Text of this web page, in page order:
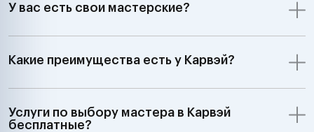
У вас есть свои мастерские?
Какие преимущества есть у Карвэй?
Услуги по выбору мастера в Карвэй
бесплатные?